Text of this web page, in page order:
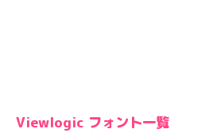
Viewlogic フォント一覧